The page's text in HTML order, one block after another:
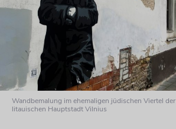
Wandbemalung im ehemaligen jüdischen Viertel der
litauischen Hauptstadt Vilnius